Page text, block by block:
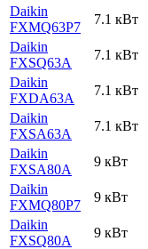
Daikin
FXMQ63P7
7.1 кВт
Daikin
FXSQ63A
7.1 кВт
Daikin
FXDA63A
7.1 кВт
Daikin
FXSA63A
7.1 кВт
Daikin
FXSA80A
9 кВт
Daikin
FXMQ80P7
9 кВт
Daikin
FXSQ80A
9 кВт